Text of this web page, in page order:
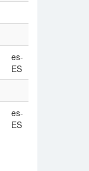
es-
ES
es-
ES